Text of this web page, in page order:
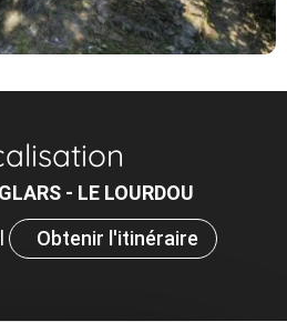
- LE LOURDOU
Obtenir l'itinéraire